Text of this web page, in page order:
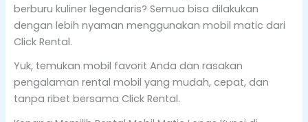
berburu kuliner legendaris? Semua bisa dilakukan
dengan lebih nyaman menggunakan mobil matic dari
Click Rental.
Yuk, temukan mobil favorit Anda dan rasakan
pengalaman rental mobil yang mudah, cepat, dan
tanpa ribet bersama Click Rental.